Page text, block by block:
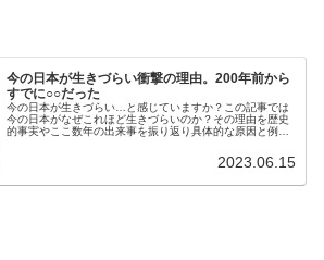
今の日本が生きづらい衝撃の理由。200年前から
すでに○○だった
今の日本が生きづらい…と感じていますか？この記事では
今の日本がなぜこれほど生きづらいのか？その理由を歴史
的事実やここ数年の出来事を振り返り具体的な原因と例を
2023.06.15